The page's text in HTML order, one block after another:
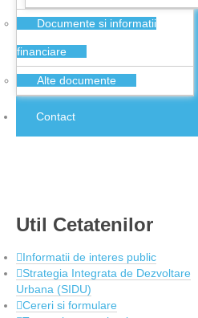
Documente si informatii
financiare
Alte documente
Contact
Util Cetatenilor
Informatii de interes public
Strategia Integrata de Dezvoltare
Urbana (SIDU)
Cereri si formulare